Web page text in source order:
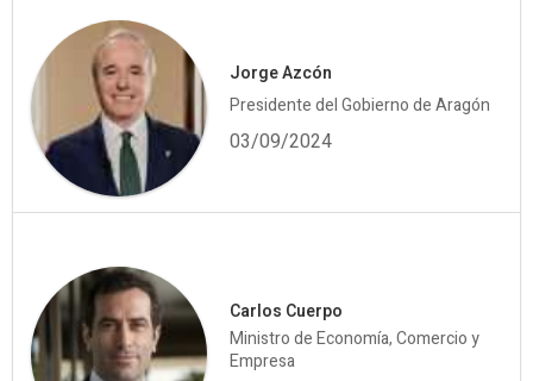
Jorge Azcón
Presidente del Gobierno de Aragón
03/09/2024
Carlos Cuerpo
Ministro de Economía, Comercio y
Empresa